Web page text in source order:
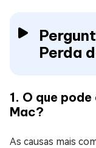
Perda
1. O que
Mac?
As causas mais